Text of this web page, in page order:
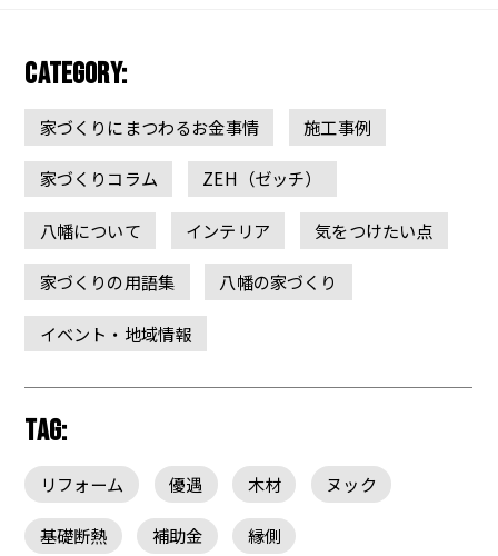
CATEGORY:
家づくりにまつわるお金事情 施工事例
家づくりコラム ZEH（ゼッチ）
八幡について インテリア 気をつけたい点
家づくりの用語集 八幡の家づくり
イベント・地域情報
TAG:
リフォーム 優遇 木材 ヌック
基礎断熱 補助金 縁側